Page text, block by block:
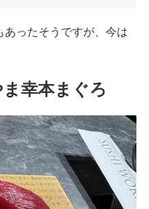
ったそうですが、今は
幸本まぐろ